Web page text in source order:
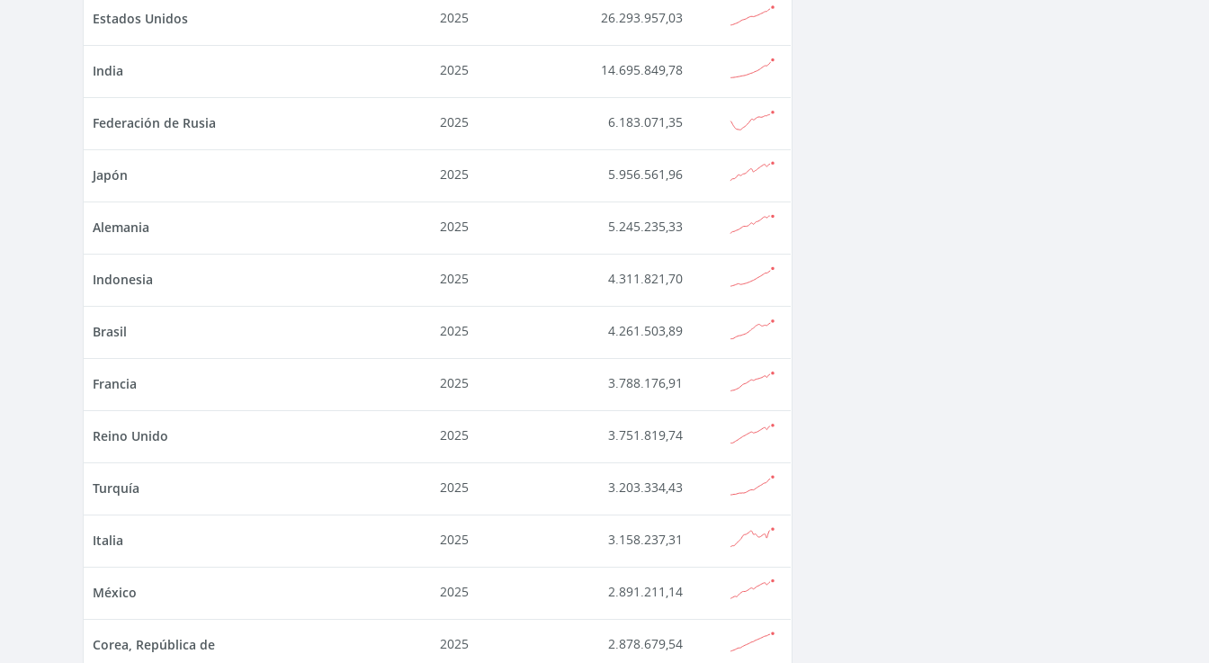
Estados Unidos 2025 26.293.957,03
India 2025 14.695.849,78
Federación de Rusia 2025 6.183.071,35
Japón 2025 5.956.561,96
Alemania 2025 5.245.235,33
Indonesia 2025 4.311.821,70
Brasil 2025 4.261.503,89
Francia 2025 3.788.176,91
Reino Unido 2025 3.751.819,74
Turquía 2025 3.203.334,43
Italia 2025 3.158.237,31
México 2025 2.891.211,14
Corea, República de 2025 2.878.679,54